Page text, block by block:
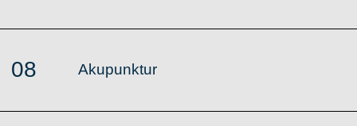
08 Akupunktur